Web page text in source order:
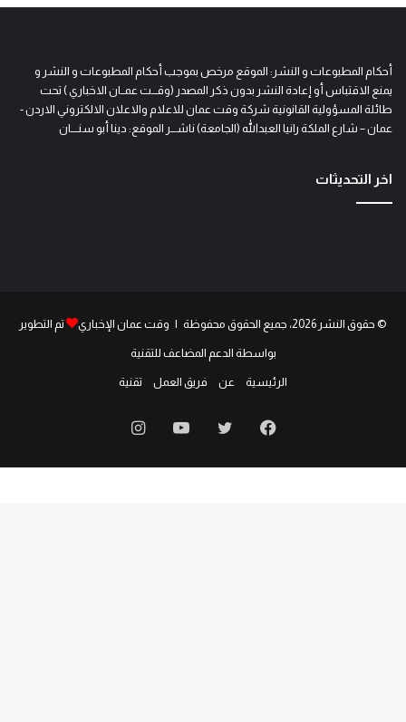
أحكام المطبوعات و النشر: الموقع مرخص بموجب أحكام المطبوعات و النشر و
يمنع الاقتباس أو إعادة النشر بدون ذكر المصدر (وقـــت عمــان الاخباري ) تحت
طائلة المسؤولية القانونية شركة وقت عمان للاعلام والاعلان الالكتروني الاردن -
عمان – شارع الملكة رانيا العبدالله (الجامعة) ناشـــر الموقع: دينا أبو سنــــان
اخر التحديثات
© حقوق النشر 2026، جميع الحقوق محفوظة | وقت عمان الإخباري تم التطوير
بواسطة الدعم المضاعف للتقنية
الرئيسية عن فريق العمل تقنية